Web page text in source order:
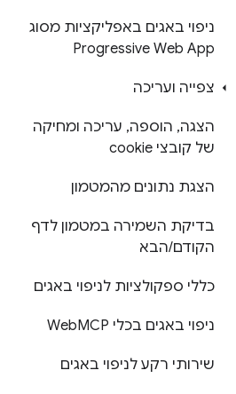
ניפוי באגים באפליקציות מסוג
Progressive Web App
צפייה ועריכה
הצגה, הוספה, עריכה ומחיקה
של קובצי cookie
הצגת נתונים מהמטמון
בדיקת השמירה במטמון לדף
הקודם/הבא
כללי ספקולציות לניפוי באגים
ניפוי באגים בכלי Web MCP
שירותי רקע לניפוי באגים